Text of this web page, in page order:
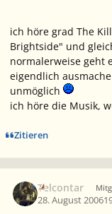
ich höre grad The
Brightside" und
normalerweise geht
eigendlich
unmöglich
ich höre die Musik,
Zitieren
Telcontar
28. August 2006